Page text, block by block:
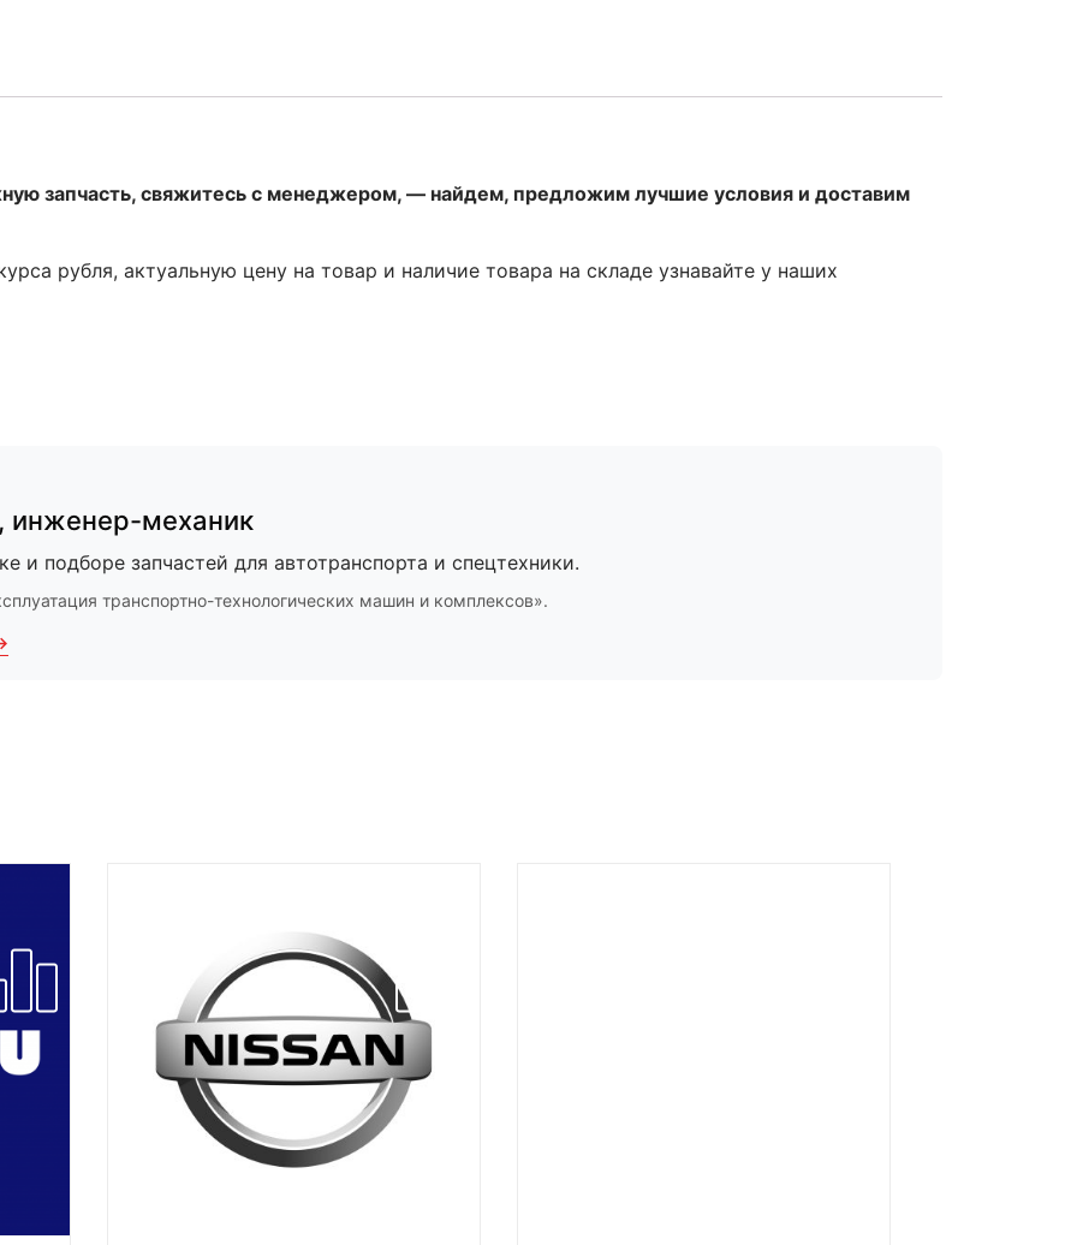
запчасть, свяжитесь с менеджером, — найдем, предложим лучшие условия и доставим
рубля, актуальную цену на товар и наличие товара на складе узнавайте у наших
, инженер-механик
и подборе запчастей для автотранспорта и спецтехники.
транспортно-технологических машин и комплексов».